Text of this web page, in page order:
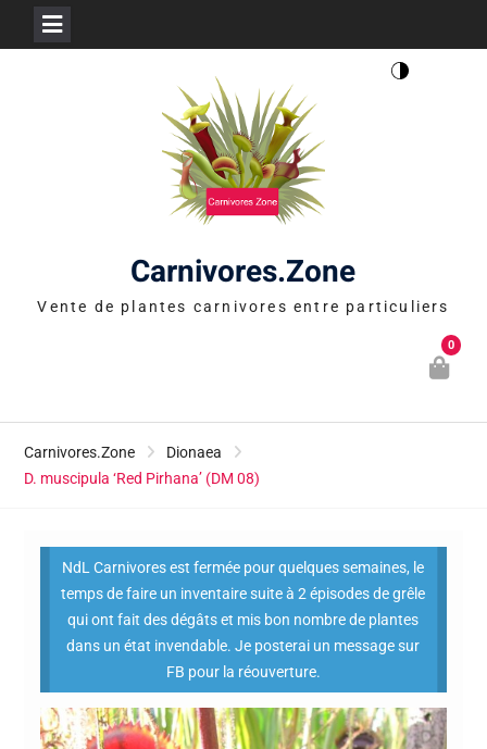
Carnivores.Zone
Vente de plantes carnivores entre particuliers
0
Carnivores.Zone
Dionaea
D. muscipula ‘Red Pirhana’ (DM 08)
NdL Carnivores est fermée pour quelques semaines, le
temps de faire un inventaire suite à 2 épisodes de grêle
qui ont fait des dégâts et mis bon nombre de plantes
dans un état invendable. Je posterai un message sur
FB pour la réouverture.